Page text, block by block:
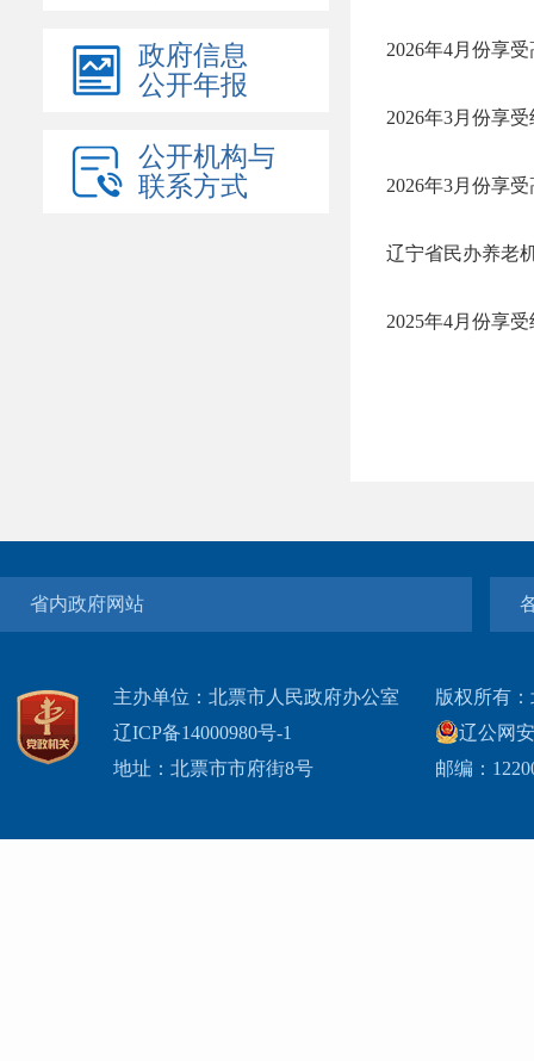
政府信息
公开年报
公开机构与
联系方式
2026年4月份享
2026年3月份享
2026年3月份享
辽宁省民办养老
2025年4月份享
省内政府网站
主办单位：北票市人民政府办公室
辽ICP备14000980号-1
地址：北票市市府街8号
版权所有
辽公网
邮编：